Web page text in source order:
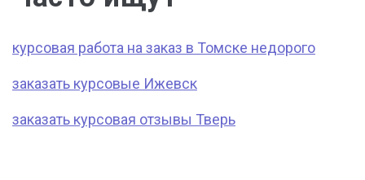
курсовая работа на заказ в Томске недорого
заказать курсовые Ижевск
заказать курсовая отзывы Тверь